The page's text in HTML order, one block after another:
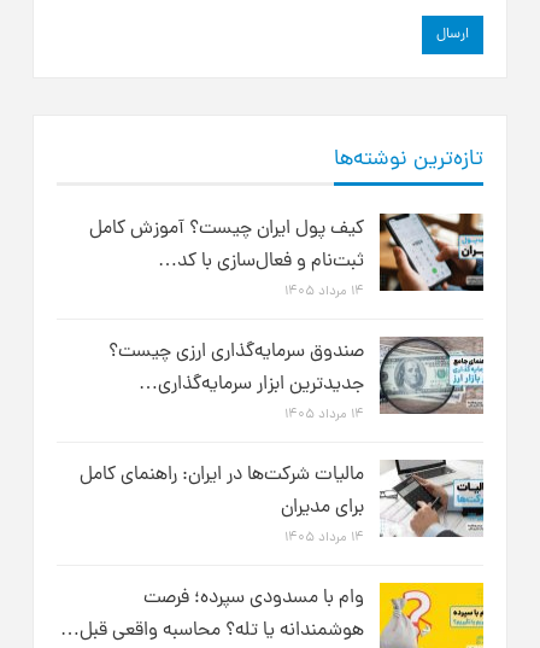
تازه‌ترین نوشته‌ها
کیف پول ایران چیست؟ آموزش کامل
ثبت‌نام و فعال‌سازی با کد…
۱۴ مرداد ۱۴۰۵
صندوق سرمایه‌گذاری ارزی چیست؟
جدیدترین ابزار سرمایه‌گذاری…
۱۴ مرداد ۱۴۰۵
مالیات شرکت‌ها در ایران: راهنمای کامل
برای مدیران
۱۴ مرداد ۱۴۰۵
وام با مسدودی سپرده؛ فرصت
هوشمندانه یا تله؟ محاسبه واقعی قبل…